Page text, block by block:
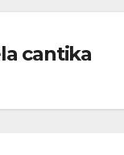
cantika